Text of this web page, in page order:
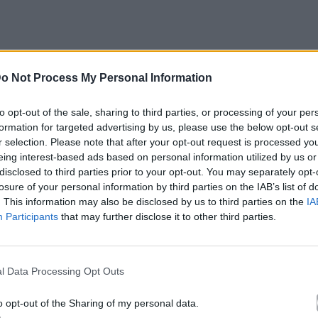
Not Process My Personal Information
opt-out of the sale, sharing to third parties, or processing of your
for targeted advertising by us, please use the below opt-out
selection. Please note that after your opt-out request is processed
interest-based ads based on personal information utilized by us
to third parties prior to your opt-out. You may separately
of your personal information by third parties on the IAB’s list of
This information may also be disclosed by us to third parties on the
Participants that may further disclose it to other third parties.
Data Processing Opt Outs
opt-out of the Sharing of my personal data.
στα είκοσι δύο, αποφασίζουν να ξανασκεφτούν
τελετή
επιλέγουν να υποδυθούν τους γονείς τους
τι συνέβη, ποια ήταν τα αίτια της
είχαν με τα παιδιά που ήταν τότε.
Θανάση Τριαρίδη, ζωντανεύει στην Κεντρική
του Χρήστου Καρασαββίδη, ενός από τους
να επαναπροσδιορίσει τη σχέση